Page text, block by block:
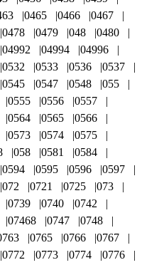
0465 0466
0467
0478 0479 048
0480
04992 04994
04996
0532 0533 0536
0537
0545 0547 0548
055
0555 0556
0557
0564 0565
0566
0573 0574
0575
058 0581
0584
0594 0595 0596
0597
072 0721 0725
073
0739 0740
0742
07468 0747
0748
0765 0766
0767
0772 0773 0774
0776